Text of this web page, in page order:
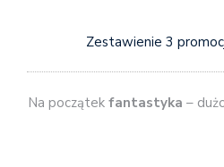
Zestawienie 3
Na początek fantastyka –